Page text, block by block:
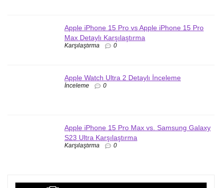
Apple iPhone 15 Pro vs Apple iPhone 15 Pro
Max Detaylı Karşılaştırma
Karşılaştırma 0
Apple Watch Ultra 2 Detaylı İnceleme
İnceleme 0
Apple iPhone 15 Pro Max vs. Samsung Galaxy
S23 Ultra Karşılaştırma
Karşılaştırma 0